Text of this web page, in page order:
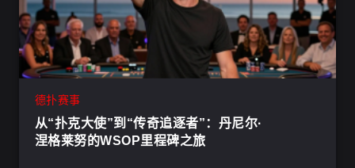
德扑赛事
从“扑克大使”到“传奇追逐者”：丹尼尔·
涅格莱努的WSOP里程碑之旅